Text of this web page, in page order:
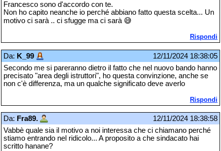
Francesco sono d'accordo con te.
Non ho capito neanche io perché abbiano fatto questa scelta... Un
motivo ci sarà .. ci sfugge ma ci sarà 😅
Rispondi
Da: K_99
12/11/2024 18:38:05
Secondo me si pareranno dietro il fatto che nel nuovo bando hanno
precisato "area degli istruttori", ho questa convinzione, anche se
non c'è differenza, ma un qualche significato deve averlo
Rispondi
Da: Fra89.
12/11/2024 18:38:58
Vabbè quale sia il motivo a noi interessa che ci chiamano perché
stiamo entrando nel ridicolo... A proposito a che sindacato hai
scritto hanane?